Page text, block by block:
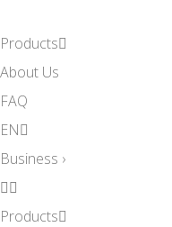
Products
About Us
FAQ
EN
Business ›
Products